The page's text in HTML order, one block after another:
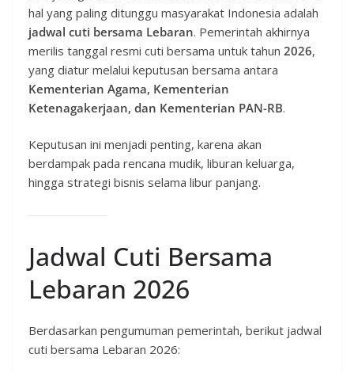
hal yang paling ditunggu masyarakat Indonesia adalah
jadwal cuti bersama Lebaran. Pemerintah akhirnya
merilis tanggal resmi cuti bersama untuk tahun 2026,
yang diatur melalui keputusan bersama antara
Kementerian Agama, Kementerian
Ketenagakerjaan, dan Kementerian PAN-RB.
Keputusan ini menjadi penting, karena akan
berdampak pada rencana mudik, liburan keluarga,
hingga strategi bisnis selama libur panjang.
Jadwal Cuti Bersama
Lebaran 2026
Berdasarkan pengumuman pemerintah, berikut jadwal
cuti bersama Lebaran 2026: